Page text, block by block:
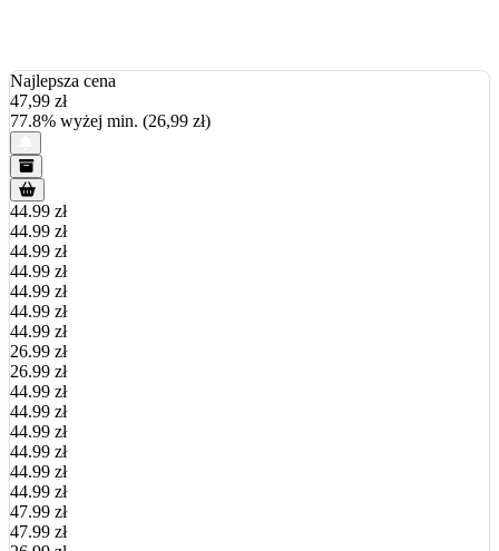
Najlepsza cena
47,99 zł
77.8% wyżej min. (26,99 zł)
44.99 zł
44.99 zł
44.99 zł
44.99 zł
44.99 zł
44.99 zł
44.99 zł
26.99 zł
26.99 zł
44.99 zł
44.99 zł
44.99 zł
44.99 zł
44.99 zł
44.99 zł
47.99 zł
47.99 zł